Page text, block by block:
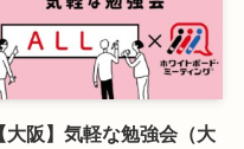
【大阪】気軽な勉強会（大